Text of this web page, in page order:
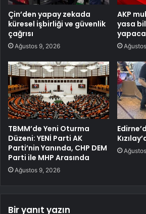
Çin’den yapay zekada
küresel işbirliği ve güvenlik
çağrısı
Ağustos 9, 2026
AKP
yasa
TBMM’de Yeni Oturma
Düzeni: YENİ Parti AK
Parti’nin Yanında, CHP DEM
Parti ile MHP Arasında
Ağustos 9, 2026
Bir yanıt yazın